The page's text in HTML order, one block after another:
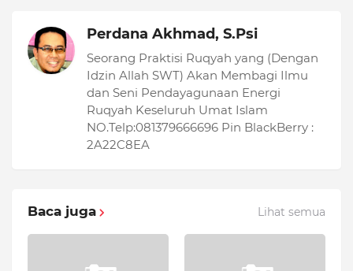
Perdana Akhmad, S.Psi
Seorang Praktisi Ruqyah yang (Dengan
Idzin Allah SWT) Akan Membagi Ilmu
dan Seni Pendayagunaan Energi
Ruqyah Keseluruh Umat Islam
NO.Telp:081379666696 Pin BlackBerry :
2A22C8EA
Baca juga Lihat semua